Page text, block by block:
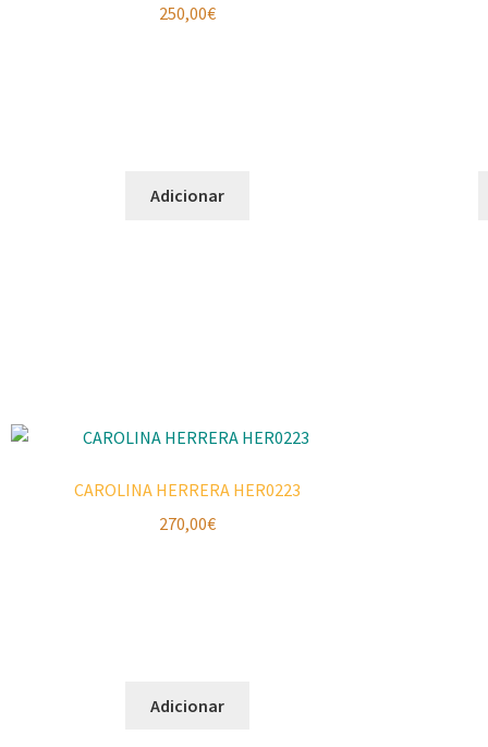
250,00€
Adicionar
CAROLINA HERRERA HER0223
270,00€
Adicionar